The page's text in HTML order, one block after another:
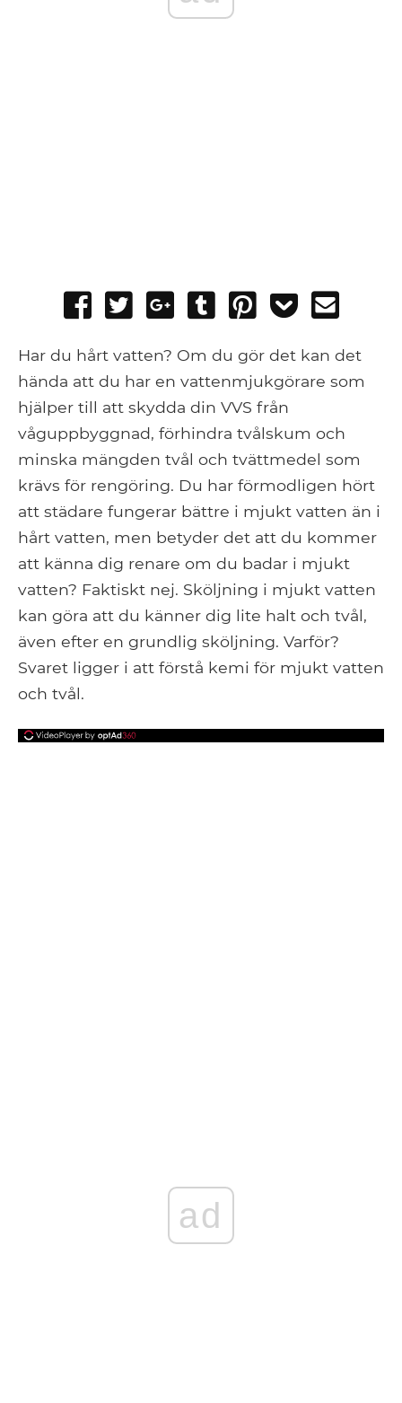
Share
Facebook
Tweet
Share
Google+
Post
Tumblr
Pin
Add
Pocket
Har du hårt vatten? Om du gör det kan det
hända att du har en vattenmjukgörare som
hjälper till att skydda din VVS från
våguppbyggnad, förhindra tvålskum och
minska mängden tvål och tvättmedel som
krävs för rengöring. Du har förmodligen hört
att städare fungerar bättre i mjukt vatten än i
hårt vatten, men betyder det att du kommer
att känna dig renare om du badar i mjukt
vatten? Faktiskt nej. Sköljning i mjukt vatten
kan göra att du känner dig lite halt och tvål,
även efter en grundlig sköljning. Varför?
Svaret ligger i att förstå kemi för mjukt vatten
och tvål.
ad